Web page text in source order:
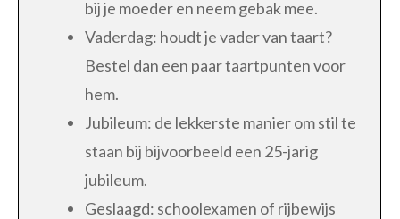
bij je moeder en neem gebak mee.
Vaderdag: houdt je vader van taart?
Bestel dan een paar taartpunten voor
hem.
Jubileum: de lekkerste manier om stil te
staan bij bijvoorbeeld een 25-jarig
jubileum.
Geslaagd: schoolexamen of rijbewijs